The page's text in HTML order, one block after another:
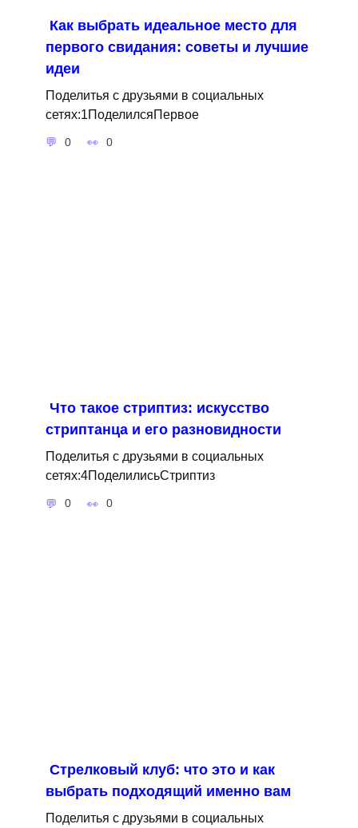
Как выбрать идеальное место для
первого свидания: советы и лучшие
идеи
Поделитья с друзьями в социальных
сетях:1ПоделилсяПервое
0 0
Что такое стриптиз: искусство
стриптанца и его разновидности
Поделитья с друзьями в социальных
сетях:4ПоделилисьСтриптиз
0 0
Стрелковый клуб: что это и как
выбрать подходящий именно вам
Поделитья с друзьями в социальных